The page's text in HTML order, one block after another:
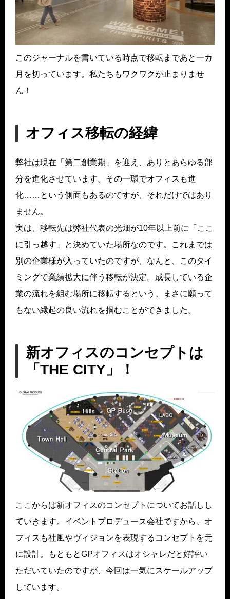
このジャーナルを書いている時点で移転まであと一カ
月を切っています。私たちもワクワクが止まりませ
ん！
オフィス移転の経緯
弊社は現在「第二創業期」を迎え、ありとあらゆる部
分を進化させています。その一環でオフィスも進
化……という側面もあるのですが、それだけではあり
ません。
実は、移転先は弊社代表の光畑が10年以上前に「ここ
に引っ越す」と決めていた場所なのです。これまでは
別の企業様が入っていたのですが、なんと、このタイ
ミングで業績拡大に伴う移転が決定。成長している企
業の流れを組む場所に移転するという、まさに願って
もない縁起の良い流れを掴むことができました。
新オフィスのコンセプトは
「THE CITY」！
ここからは新オフィスのコンセプトについてお話しし
ていきます。イベントプロデュース会社ですから、オ
フィスも社風やヴィジョンを表現するコンセプトを元
に設計。もともとGPオフィスはオシャレだと好評い
ただいていたのですが、今回は一気にスケールアップ
しています。